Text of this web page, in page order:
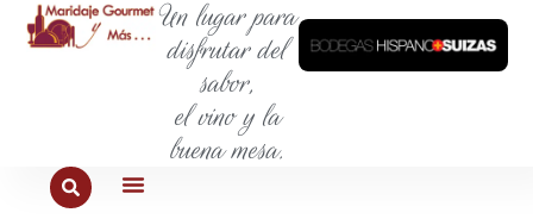
Un lugar para
disfrutar del
sabor,
el vino y la
buena mesa.